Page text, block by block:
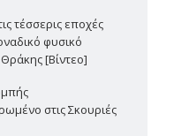
τέσσερις εποχές
φυσικό
[Βίντεο]
στις Σκουριές